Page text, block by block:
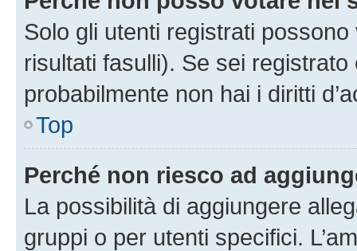
Solo gli utenti registrati
risultati fasulli). Se sei
probabilmente non hai i diritti
Top
Perché non riesco ad
La possibilità di aggiungere
gruppi o per utenti specifici.